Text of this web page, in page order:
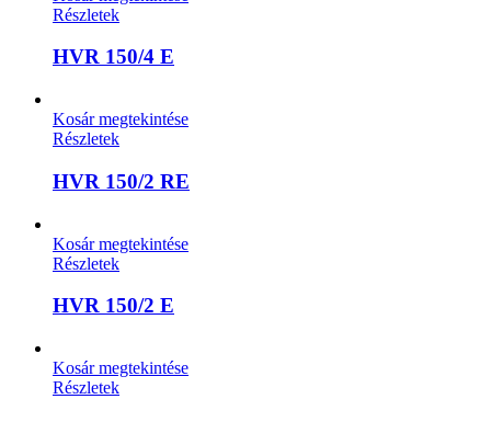
Részletek
HVR 150/4 E
Kosár megtekintése
Részletek
HVR 150/2 RE
Kosár megtekintése
Részletek
HVR 150/2 E
Kosár megtekintése
Részletek